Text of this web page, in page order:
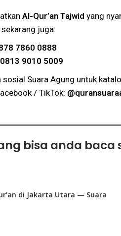
Al-Qur’an Tajwid yang
juga:
7860 0888
0813 9010 5009
sosial Suara Agung untuk
/ TikTok:
bisa anda baca
di Jakarta Utara — Suara